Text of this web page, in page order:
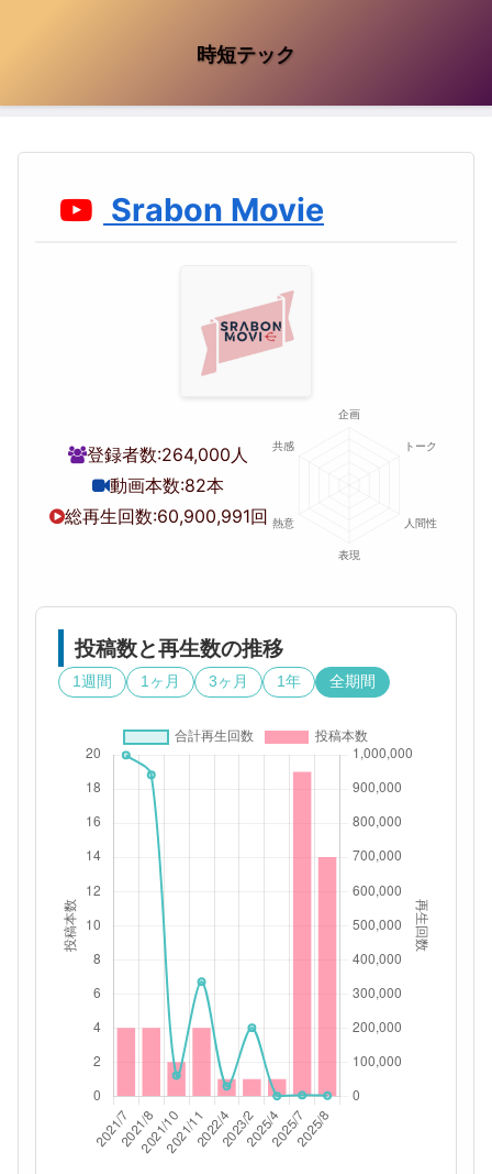
時短テック
Srabon Movie
登録者数:264,000人
動画本数:82本
総再生回数:60,900,991回
投稿数と再生数の推移
1週間 1ヶ月 3ヶ月 1年 全期間